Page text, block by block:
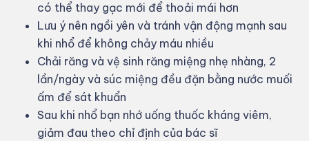
có thể thay gạc mới để thoải mái hơn
Lưu ý nên ngồi yên và tránh vận động mạnh sau
khi nhổ để không chảy máu nhiều
Chải răng và vệ sinh răng miệng nhẹ nhàng, 2
lần/ngày và súc miệng đều đặn bằng nước muối
ấm để sát khuẩn
Sau khi nhổ bạn nhớ uống thuốc kháng viêm,
giảm đau theo chỉ định của bác sĩ